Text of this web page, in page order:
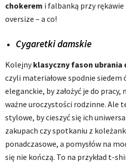
chokerem i falbanką przy
oversize – a co!
Cygaretki damskie
Kolejnyklasyczny fason ubrania
czyli materiałowe spodnie siedem
eleganckie, by założyć je do
ważne uroczystości rodzinne. Ale
stylowe, by cieszyć się ich
zakupach czy spotkaniu z
ponadczasowe, a pomysłów na
się nie kończą. To na przykład t-